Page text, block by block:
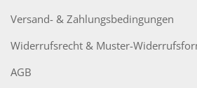
Versand- & Zahlungsbedingungen
Widerrufsrecht & Muster-
AGB